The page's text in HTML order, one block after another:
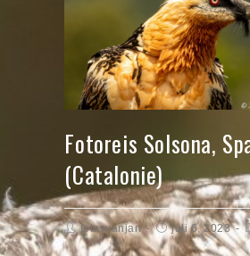
Fotoreis Solsona,
(Catalonie)
fotosvanjan juli 6, 2023